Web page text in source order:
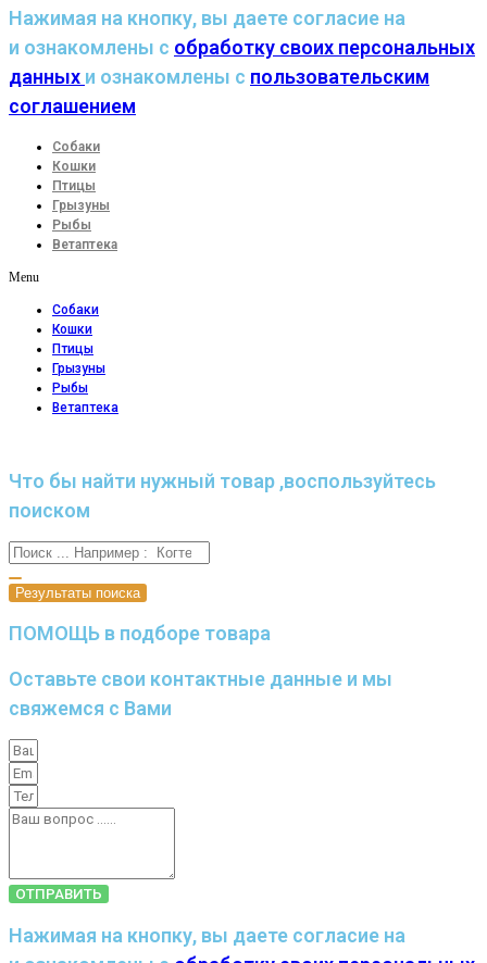
Нажимая на кнопку, вы даете согласие на
и ознакомлены с обработку своих персональных
данных и ознакомлены с пользовательским
соглашением
Собаки
Кошки
Птицы
Грызуны
Рыбы
Ветаптека
Menu
Собаки
Кошки
Птицы
Грызуны
Рыбы
Ветаптека
Что бы найти нужный товар ,воспользуйтесь
поиском
Результаты поиска
ПОМОЩЬ в подборе товара
Оставьте свои контактные данные и мы
свяжемся с Вами
ОТПРАВИТЬ
Нажимая на кнопку, вы даете согласие на